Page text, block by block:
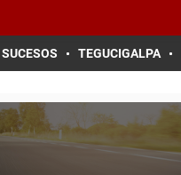
SUCESOS TEGUCIGALPA